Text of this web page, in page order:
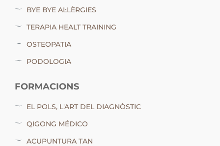
BYE BYE AL·LÈRGIES
TERAPIA HEALT TRAINING
OSTEOPATIA
PODOLOGIA
FORMACIONS
EL POLS, L'ART DEL DIAGNÒSTIC
QIGONG MÉDICO
ACUPUNTURA TAN